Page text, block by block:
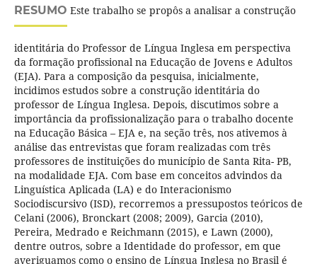
RESUMO Este trabalho se propôs a analisar a construção
identitária do Professor de Língua Inglesa em perspectiva
da formação profissional na Educação de Jovens e Adultos
(EJA). Para a composição da pesquisa, inicialmente,
incidimos estudos sobre a construção identitária do
professor de Língua Inglesa. Depois, discutimos sobre a
importância da profissionalização para o trabalho docente
na Educação Básica – EJA e, na seção três, nos ativemos à
análise das entrevistas que foram realizadas com três
professores de instituições do município de Santa Rita- PB,
na modalidade EJA. Com base em conceitos advindos da
Linguística Aplicada (LA) e do Interacionismo
Sociodiscursivo (ISD), recorremos a pressupostos teóricos de
Celani (2006), Bronckart (2008; 2009), Garcia (2010),
Pereira, Medrado e Reichmann (2015), e Lawn (2000),
dentre outros, sobre a Identidade do professor, em que
averiguamos como o ensino de Língua Inglesa no Brasil é